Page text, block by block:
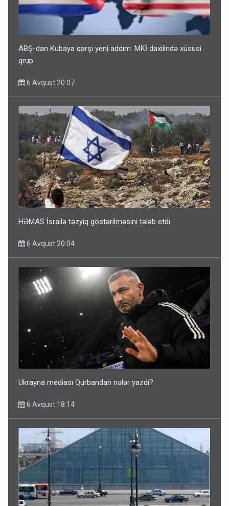
ABŞ-dan Kubaya qarşı yeni addım: MKİ daxilində xüsusi
qrup
6 Avqust 20:07
HƏMAS İsrailə təzyiq göstərilməsini tələb etdi
6 Avqust 20:04
Ukrayna mediası Qurbandan nələr yazdı?
6 Avqust 18:14